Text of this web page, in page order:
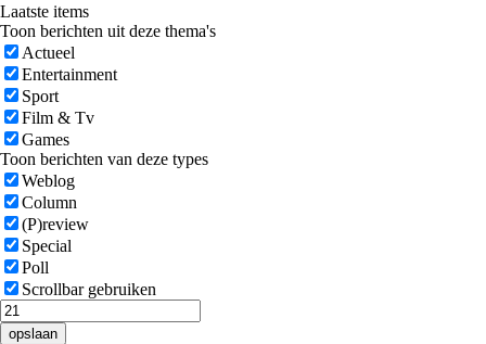
Laatste items
Toon berichten uit deze thema's
Actueel
Entertainment
Sport
Film & Tv
Games
Toon berichten van deze types
Weblog
Column
(P)review
Special
Poll
Scrollbar gebruiken
opslaan